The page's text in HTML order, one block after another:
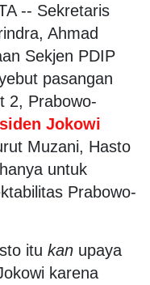
-- Sekretaris
Ahmad
Sekjen PDIP
pasangan
2, Prabowo-
Jokowi
Muzani, Hasto
untuk
Prabowo-
itu kan upaya
karena